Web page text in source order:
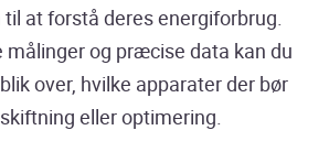
at forstå deres energiforbrug.
målinger og præcise data kan du
over, hvilke apparater der bør
eller optimering.